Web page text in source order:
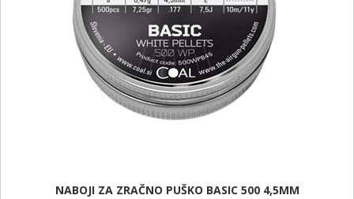
NABOJI ZA ZRAČNO PUŠKO BASIC 500 4,5MM